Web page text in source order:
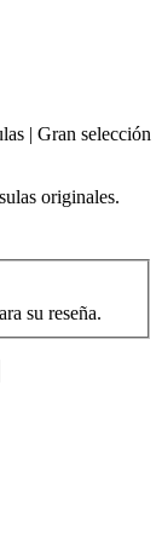
| Gran selección
originales.
su reseña.